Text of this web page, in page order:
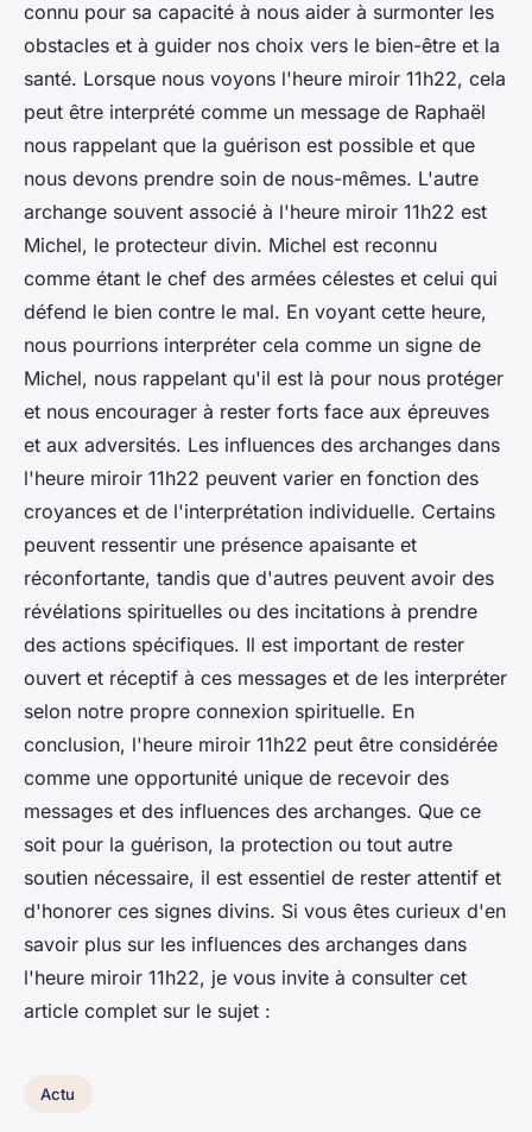
connu pour sa capacité à nous aider à surmonter les
obstacles et à guider nos choix vers le bien-être et la
santé. Lorsque nous voyons l'heure miroir 11h22, cela
peut être interprété comme un message de Raphaël
nous rappelant que la guérison est possible et que
nous devons prendre soin de nous-mêmes. L'autre
archange souvent associé à l'heure miroir 11h22 est
Michel, le protecteur divin. Michel est reconnu
comme étant le chef des armées célestes et celui qui
défend le bien contre le mal. En voyant cette heure,
nous pourrions interpréter cela comme un signe de
Michel, nous rappelant qu'il est là pour nous protéger
et nous encourager à rester forts face aux épreuves
et aux adversités. Les influences des archanges dans
l'heure miroir 11h22 peuvent varier en fonction des
croyances et de l'interprétation individuelle. Certains
peuvent ressentir une présence apaisante et
réconfortante, tandis que d'autres peuvent avoir des
révélations spirituelles ou des incitations à prendre
des actions spécifiques. Il est important de rester
ouvert et réceptif à ces messages et de les interpréter
selon notre propre connexion spirituelle. En
conclusion, l'heure miroir 11h22 peut être considérée
comme une opportunité unique de recevoir des
messages et des influences des archanges. Que ce
soit pour la guérison, la protection ou tout autre
soutien nécessaire, il est essentiel de rester attentif et
d'honorer ces signes divins. Si vous êtes curieux d'en
savoir plus sur les influences des archanges dans
l'heure miroir 11h22, je vous invite à consulter cet
article complet sur le sujet :
Actu